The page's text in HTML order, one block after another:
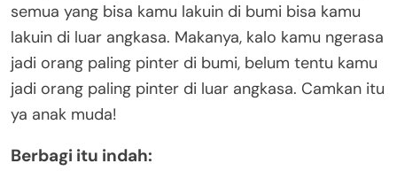
semua yang bisa kamu lakuin di bumi bisa kamu
lakuin di luar angkasa. Makanya, kalo kamu ngerasa
jadi orang paling pinter di bumi, belum tentu kamu
jadi orang paling pinter di luar angkasa. Camkan itu
ya anak muda!
Berbagi itu indah: